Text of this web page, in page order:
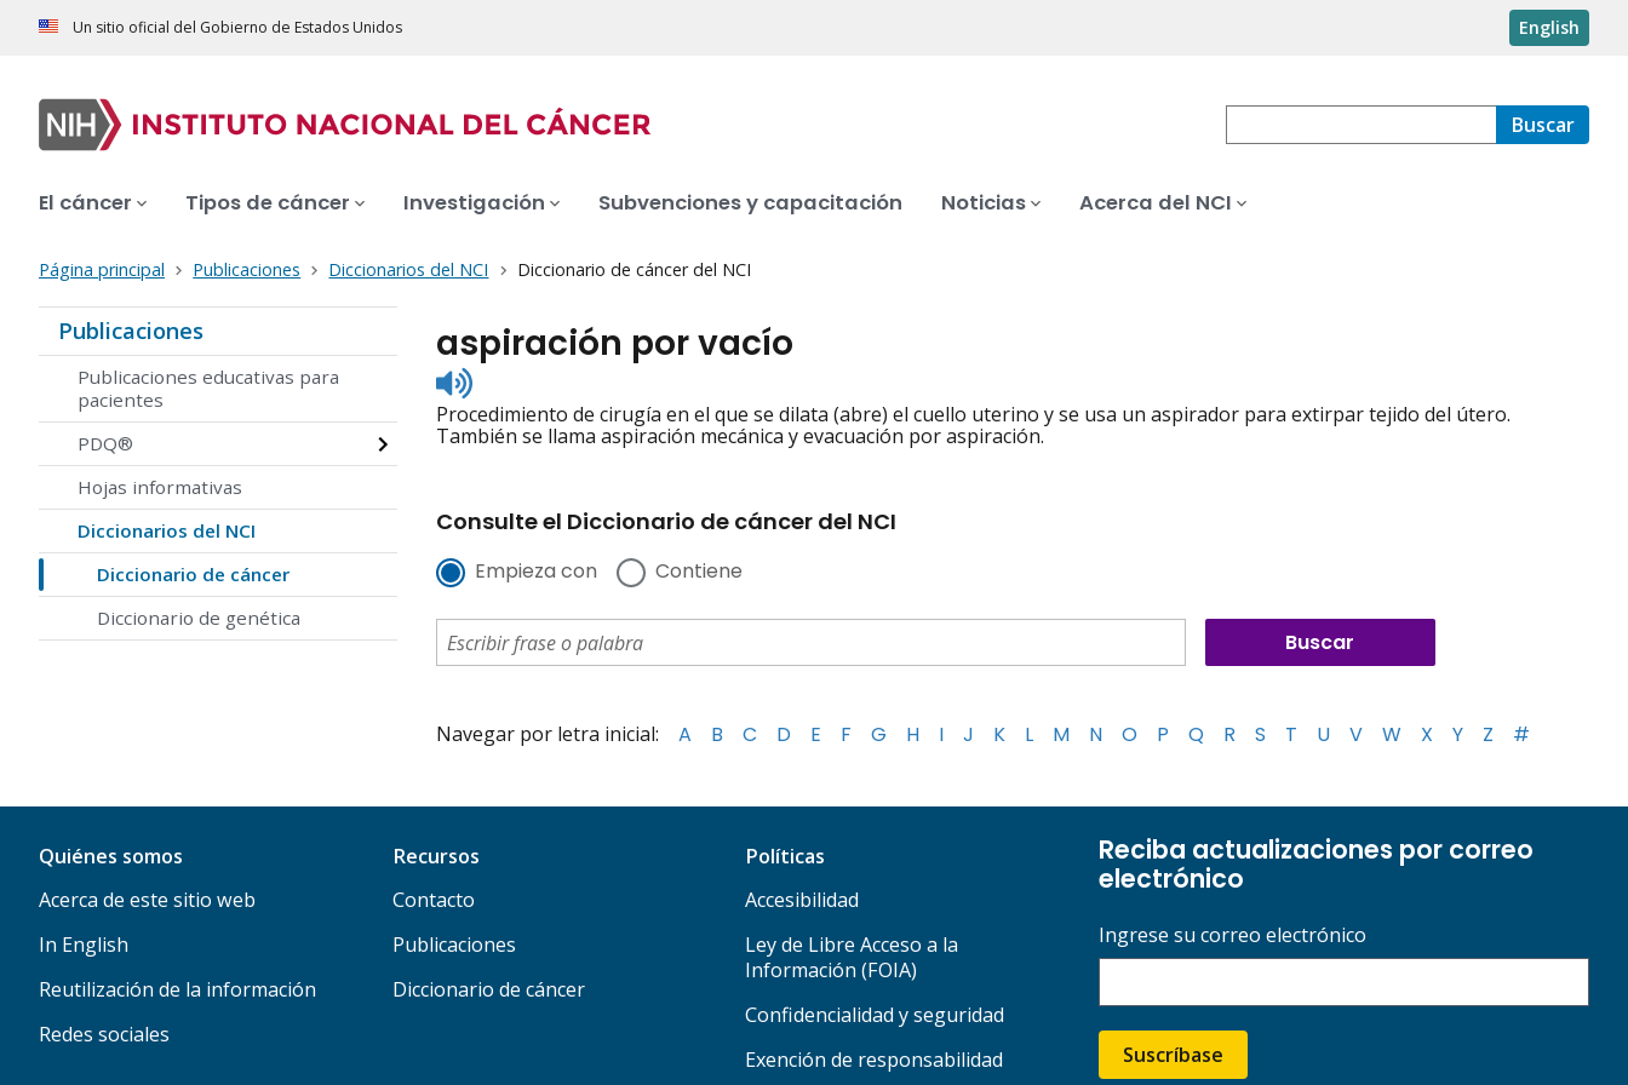
Un sitio oficial del Gobierno de Estados Unidos English
Buscar
El cáncer Tipos de cáncer Investigación Subvenciones y capacitación Noticias Acerca del NCI
Página principal Publicaciones Diccionarios del NCI Diccionario de cáncer del NCI
Publicaciones
Publicaciones educativas para
pacientes
PDQ®
Hojas informativas
Diccionarios del NCI
Diccionario de cáncer
Diccionario de genética
aspiración por vacío
Listen
to
pronunciation
Procedimiento de cirugía en el que se dilata (abre) el cuello uterino y se usa un aspirador para extirpar tejido del útero.
También se llama aspiración mecánica y evacuación por aspiración.
Consulte el Diccionario de cáncer del NCI
Empieza con Contiene
Navegar por letra inicial: A B C D E F G H I J K L M N O P Q R S T U V W X Y Z #
Quiénes somos
Acerca de este sitio web
In English
Reutilización de la información
Redes sociales
Recursos
Contacto
Publicaciones
Diccionario de cáncer
Políticas
Accesibilidad
Ley de Libre Acceso a la
Información (FOIA)
Confidencialidad y seguridad
Exención de responsabilidad
Reciba actualizaciones por correo
electrónico
Ingrese su correo electrónico
Suscríbase